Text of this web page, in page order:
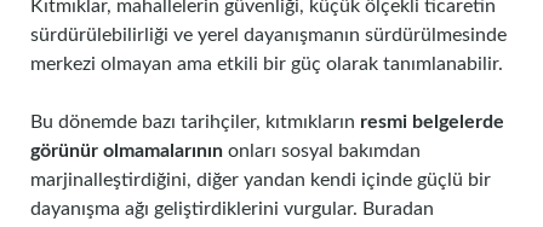
Kıtmıklar, mahallelerin güvenliği, küçük ölçekli ticaretin
sürdürülebilirliği ve yerel dayanışmanın sürdürülmesinde
merkezi olmayan ama etkili bir güç olarak tanımlanabilir.
Bu dönemde bazı tarihçiler, kıtmıkların resmi belgelerde
görünür olmamalarının onları sosyal bakımdan
marjinalleştirdiğini, diğer yandan kendi içinde güçlü bir
dayanışma ağı geliştirdiklerini vurgular. Buradan